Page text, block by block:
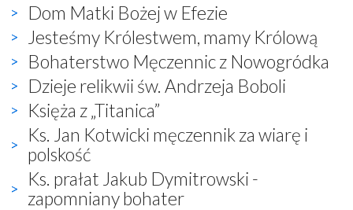
Dom Matki Bożej w Efezie
Jesteśmy Królestwem, mamy Królową
Bohaterstwo Męczennic z Nowogródka
Dzieje relikwii św. Andrzeja Boboli
Księża z „Titanica”
Ks. Jan Kotwicki męczennik za wiarę i
polskość
Ks. prałat Jakub Dymitrowski -
zapomniany bohater